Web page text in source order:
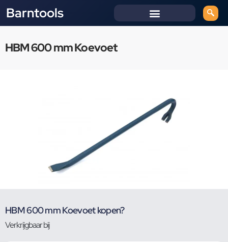
Barntools
HBM 600 mm Koevoet
HBM 600 mm Koevoet kopen?
Verkrijgbaar bij